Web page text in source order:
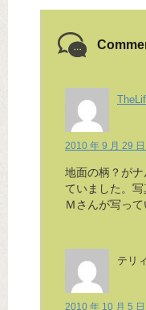
2010 年 9 月 29
地面の柄？が
ていました。
Ｍさんが写って
テリィ
2010 年 10 月 5